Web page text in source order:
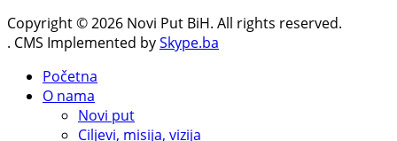
Copyright © 2026 Novi Put BiH. All rights reserved.
. CMS Implemented bySkype.ba
Početna
O nama
Novi put
Ciljevi, misija, vizija